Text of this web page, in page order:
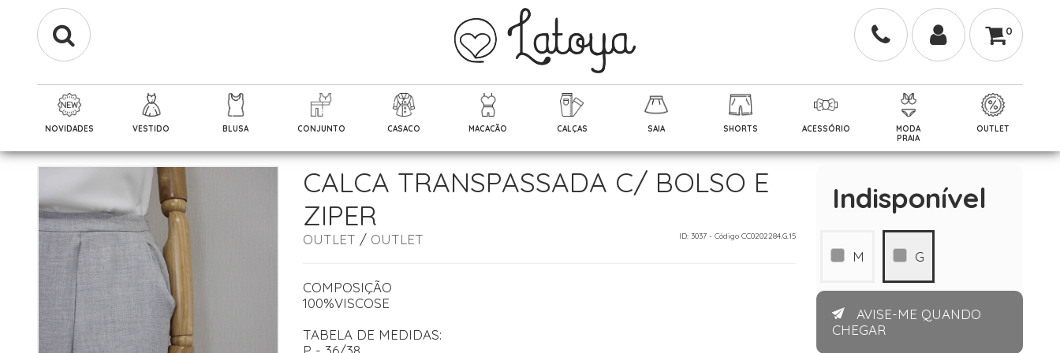
0
NOVIDADES VESTIDO BLUSA CONJUNTO CASACO MACACÃO CALÇAS SAIA SHORTS ACESSÓRIO
MODA
PRAIA
OUTLET
CALCA TRANSPASSADA C/ BOLSO E
ZIPER
OUTLET / OUTLET ID: 3037 - Código CC0202284.G.15
COMPOSIÇÃO
100%VISCOSE
TABELA DE MEDIDAS:
Indisponível
M G
AVISE-ME QUANDO
CHEGAR